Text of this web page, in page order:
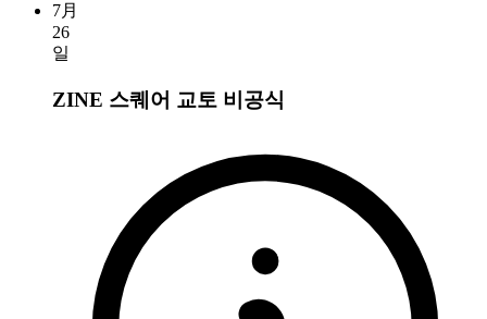
7月
26
일
ZINE 스퀘어 교토 비공식